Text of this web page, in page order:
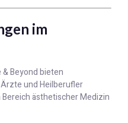
im
Beyond bieten
und Heilberufler
ästhetischer Medizin